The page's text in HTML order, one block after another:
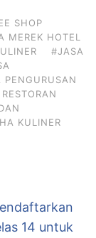
SHOP
MEREK HOTEL
#JASA
PENGURUSAN
KULINER
14 untuk